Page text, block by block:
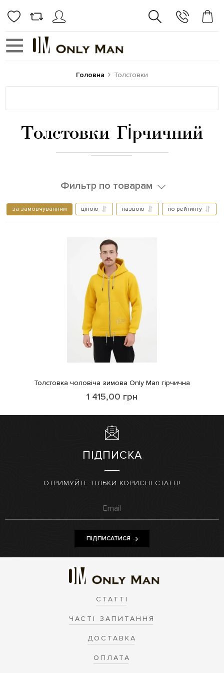
Головна Толстовки
Толстовки Гірчичний
Фильтр по товарам
за замовчуванням ціною назвою по рейтингу
Толстовка чоловіча зимова Only Man гірчична
1 415,00 грн
ПІДПИСКА
ОТРИМУЙТЕ ТІЛЬКИ КОРИСНІ СТАТТІ!
ПІДПИСАТИСЯ
СТАТТІ
ЧАСТІ ЗАПИТАННЯ
ДОСТАВКА
ОПЛАТА